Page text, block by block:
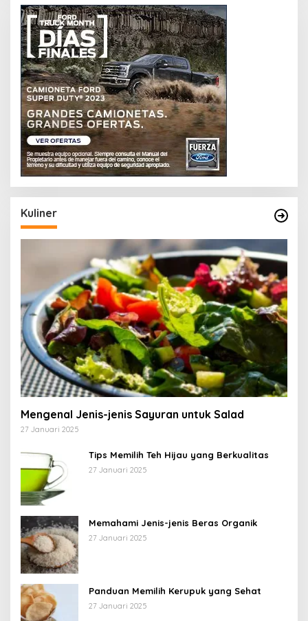
Kuliner
Mengenal Jenis-jenis Sayuran untuk Salad
27 Januari 2025
Tips Memilih Teh Hijau yang Berkualitas
27 Januari 2025
Memahami Jenis-jenis Beras Organik
27 Januari 2025
Panduan Memilih Kerupuk yang Sehat
27 Januari 2025